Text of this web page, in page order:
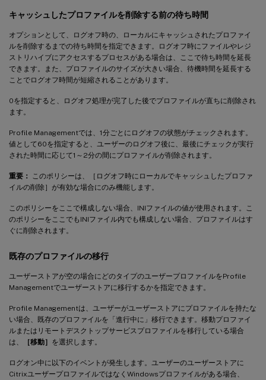
キャッシュしたプロファイルを削除する前の待ち時間
オプションとして、ログオフ時の、ローカルにキャッシュされたプロファイ
ルを削除するまでの待ち時間を指定できます。ログオフ時にファイルやレジ
ストリハイブにアクセスするプロセスがある場合は、ここで待ち時間を延長
できます。また、プロファイルのサイズが大きい場合、待機時間を延長する
ことでログオフ時間が短縮されることがあります。
0を指定すると、ログオフ処理が完了した後でプロファイルが直ちに削除され
ます。
Profile Managementでは、1分ごとにログオフの状態がチェックされます。
値として60を指定すると、ユーザーのログオフ後に、最後にチェックが実行
された時間に応じて1～2分の間にプロファイルが削除されます。
重要：
このポリシーは、［ログオフ時にローカルでキャッシュしたプロファ
イルの削除］が有効な場合にのみ機能します。
このポリシーをここで構成しない場合、INIファイルの値が使用されます。こ
のポリシーをここでもINIファイル内でも構成しない場合、プロファイルはす
ぐに削除されます。
既存のプロファイルの移行
ユーザーストアが空の場合にどのタイプのユーザープロファイルをProfile
Managementでユーザーストアに移行するかを指定できます。
Profile Managementは、ユーザーがユーザーストアにプロファイルを持たな
い場合、既存のプロファイルを「進行中に」移行できます。移動プロファイ
ルまたはリモートデスクトップサービスプロファイルを移行している場合
は、
［移動］ を選択します。
ログオン中に以下のイベントが発生します。ユーザーのユーザーストアに
CitrixユーザープロファイルではなくWindowsプロファイルがある場合、